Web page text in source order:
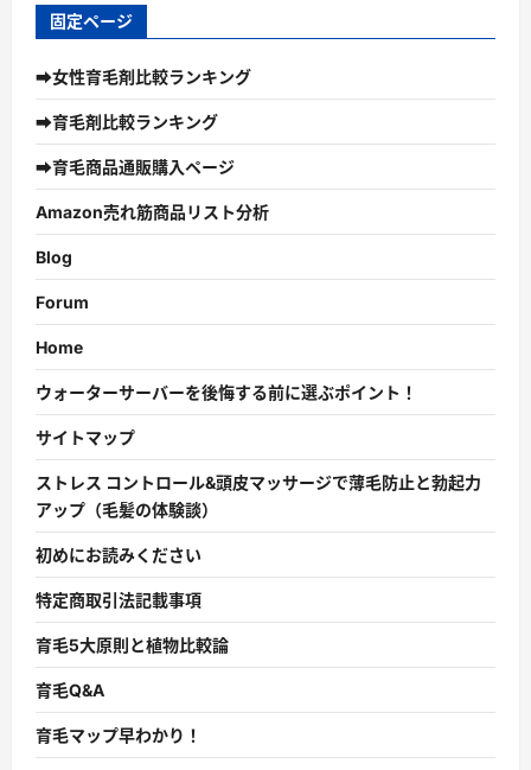
固定ページ
➡女性育毛剤比較ランキング
➡育毛剤比較ランキング
➡育毛商品通販購入ページ
Amazon売れ筋商品リスト分析
Blog
Forum
Home
ウォーターサーバーを後悔する前に選ぶポイント！
サイトマップ
ストレス コントロール&頭皮マッサージで薄毛防止と勃起力
アップ（毛髪の体験談）
初めにお読みください
特定商取引法記載事項
育毛5大原則と植物比較論
育毛Q&A
育毛マップ早わかり！